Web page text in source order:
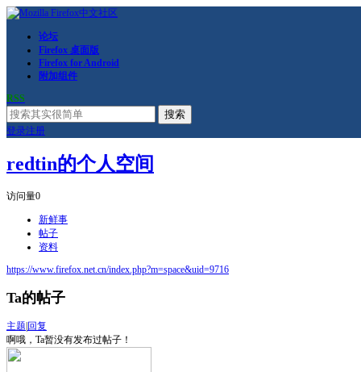
论坛
Firefox 桌面版
Firefox for Android
附加组件
RSS
搜索
登录注册
redtin的个人空间
访问量0
新鲜事
帖子
资料
https://www.firefox.net.cn/index.php?m=space&uid=9716
Ta的帖子
主题 回复
啊哦，Ta暂没有发布过帖子！